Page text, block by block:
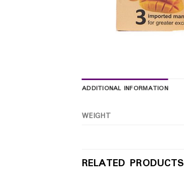
ADDITIONAL INFORMATION
WEIGHT
RELATED PRODUCTS